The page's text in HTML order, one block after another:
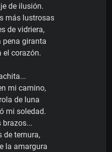
de ilusión.
más lustrosas
de vidriera,
pena giranta
el corazón.
mi camino,
de luna
mi soledad.
brazos...
de ternura,
la amargura